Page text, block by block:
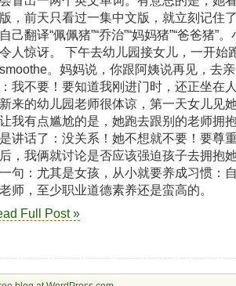
，前天只看过一集中文版，就立刻记住
己翻译“佩佩猪”“乔治”“妈妈猪”“爸爸猪”
人惊讶。 下午去幼儿园接女儿，一开始
。妈妈说，你跟阿姨说再见，去
我不要！要知道我刚进门时，还正坐在
来的幼儿园老师很体谅，第一天女儿见
让我有点尴尬的是，她跑去跟别的老师拥
讲话了：没关系！她不想就不要！要尊
，我俩就讨论是否应该强迫孩子去拥抱
句：尤其是女孩，从小就要养成习惯：
师，至少职业道德素养还是蛮高的。
Full Post »